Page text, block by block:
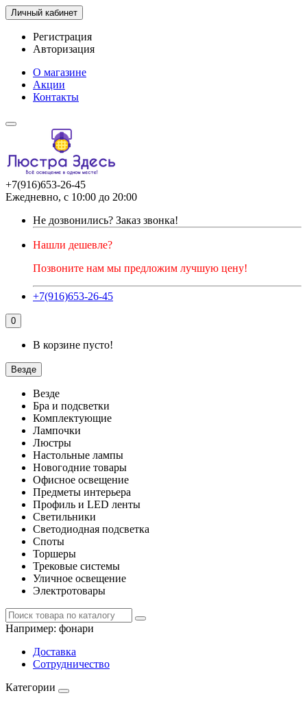
Личный кабинет
Регистрация
Авторизация
О магазине
Акции
Контакты
+7(916)653-26-45
Ежедневно, с 10:00 до 20:00
Не дозвонились? Заказ звонка!
Нашли дешевле?
Позвоните нам мы предложим лучшую цену!
+7(916)653-26-45
0
В корзине пусто!
Везде
Везде
Бра и подсветки
Комплектующие
Лампочки
Люстры
Настольные лампы
Новогодние товары
Офисное освещение
Предметы интерьера
Профиль и LED ленты
Светильники
Светодиодная подсветка
Споты
Торшеры
Трековые системы
Уличное освещение
Электротовары
Например: фонари
Доставка
Сотрудничество
Категории